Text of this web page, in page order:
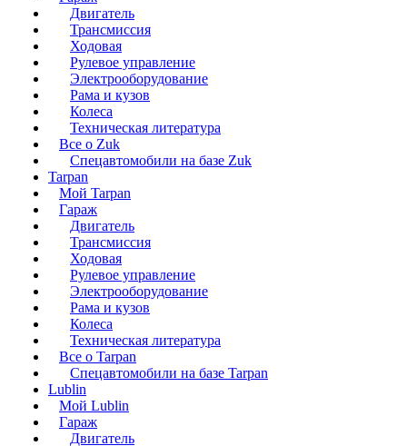
Двигатель
Трансмиссия
Ходовая
Рулевое управление
Электрооборудование
Рама и кузов
Колеса
Техническая литература
Все о Zuk
Спецавтомобили на базе Zuk
Tarpan
Мой Tarpan
Гараж
Двигатель
Трансмиссия
Ходовая
Рулевое управление
Электрооборудование
Рама и кузов
Колеса
Техническая литература
Все о Tarpan
Спецавтомобили на базе Tarpan
Lublin
Мой Lublin
Гараж
Двигатель